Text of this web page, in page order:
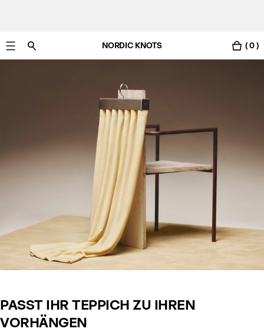
NORDIC KNOTS ( 0 )
PASST IHR TEPPICH ZU IHREN
VORHÄNGEN